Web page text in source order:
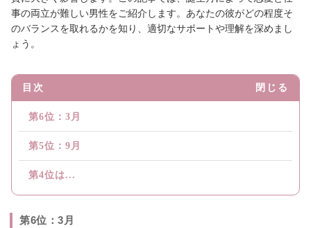
事の両立が難しい男性をご紹介します。あなたの彼がどの程度そ
のバランスを取れるかを知り、適切なサポートや理解を深めまし
ょう。
目次 閉じる
第6位：3月
第5位：9月
第4位は...
第6位：3月